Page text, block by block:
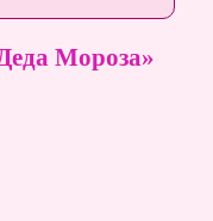
Мороза»